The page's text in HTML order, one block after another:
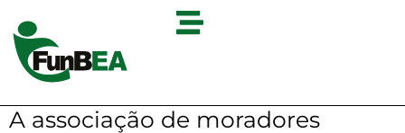
A associação de moradores